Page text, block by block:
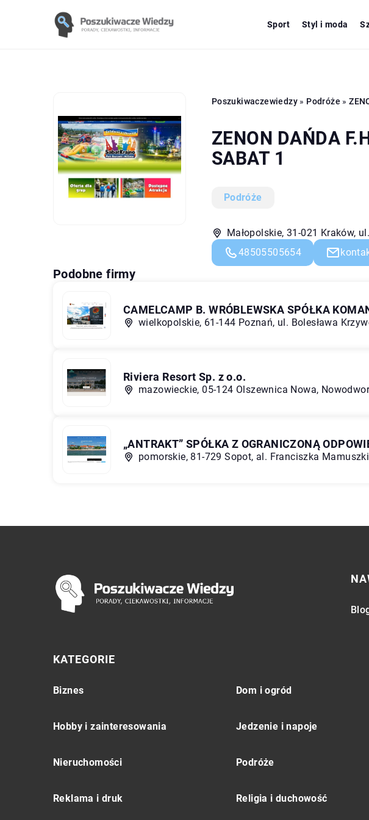
Sport Styl i moda
Poszukiwaczewiedzy» Podróże »
ZENON DAŃDA
SABAT 1
Podróże
Małopolskie, 31-021 Kraków,
48505505654
Podobne firmy
CAMELCAMP B. WRÓBLEWSKA SPÓŁKA
wielkopolskie, 61-144 Poznań, ul. Bolesława
Riviera Resort Sp. z o.o.
mazowieckie, 05-124 Olszewnica Nowa,
„ANTRAKT” SPÓŁKA Z OGRANICZONĄ
pomorskie, 81-729 Sopot, al. Franciszka
KATEGORIE
Biznes Dom i ogród
Hobby i zainteresowania Jedzenie i napoje
Nieruchomości Podróże
Reklama i druk Religia i duchowość